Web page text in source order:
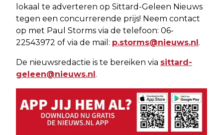
lokaal te adverteren op Sittard-Geleen Nieuws
tegen een concurrerende prijs! Neem contact
op met Paul Storms via de telefoon: 06-
22543972 of via de mail: p.storms@nieuws.nl.
De nieuwsredactie is te bereiken via sittard-
geleen@nieuws.nl.